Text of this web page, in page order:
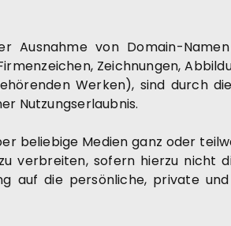
Ausnahme von Domain-
Zeichnungen,
Werken), sind durch
Nutzungserlaubnis.
beliebige Medien ganz oder
verbreiten, sofern hierzu nicht
auf die persönliche, private